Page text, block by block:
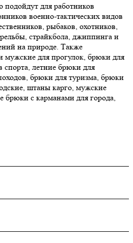
для работников
военно-тактических видов
рыбаков, охотников,
страйкбола, джиппинга и
на природе. Также
мужские для прогулок, брюки для
спорта, летние брюки для
брюки для туризма, брюки
штаны карго, мужские
брюки с карманами для города,